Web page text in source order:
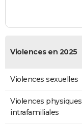
Violences en 2025
Violences sexuelles
Violences physiques
intrafamiliales